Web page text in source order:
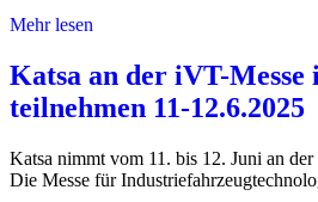
Mehr lesen
Katsa an der iVT-Messe
teilnehmen 11-12.6.2025
Katsa nimmt vom 11. bis 12. Juni an
Die Messe für